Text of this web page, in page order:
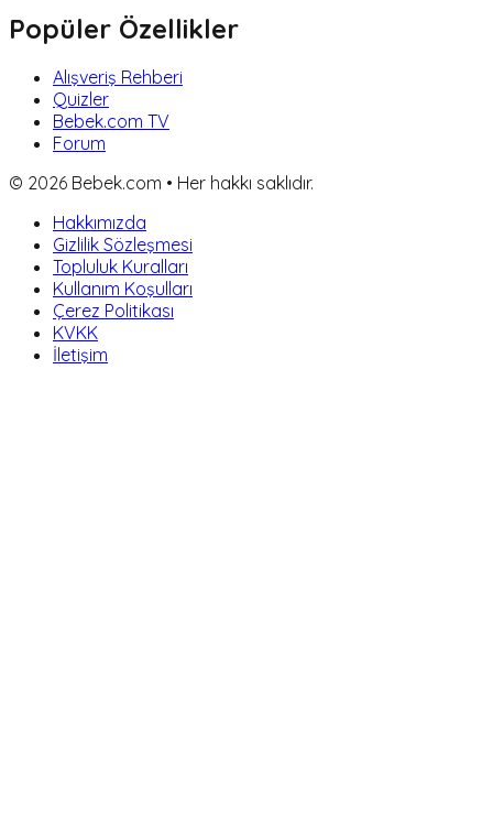
Popüler Özellikler
Alışveriş Rehberi
Quizler
Bebek.com TV
Forum
© 2026 Bebek.com • Her hakkı saklıdır.
Hakkımızda
Gizlilik Sözleşmesi
Topluluk Kuralları
Kullanım Koşulları
Çerez Politikası
KVKK
İletişim